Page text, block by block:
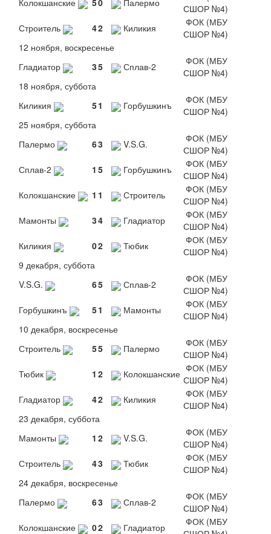
Колокшанские
50 Палермо
СШОР №4)
Строитель
42 Киликия
ФОК (МБУ
СШОР №4)
12 ноября, воскресенье
Гладиатор
35 Сплав-2
ФОК (МБУ
СШОР №4)
18 ноября, суббота
Киликия
51 Горбушкинъ
ФОК (МБУ
СШОР №4)
25 ноября, суббота
Палермо
63 V.S.G.
ФОК (МБУ
СШОР №4)
Сплав-2
1 5 Горбушкинъ
ФОК (МБУ
СШОР №4)
Колокшанские
1 1 Строитель
ФОК (МБУ
СШОР №4)
Мамонты
34 Гладиатор
ФОК (МБУ
СШОР №4)
Киликия
02 Тюбик
ФОК (МБУ
СШОР №4)
9 декабря, суббота
V.S.G.
65 Сплав-2
ФОК (МБУ
СШОР №4)
Горбушкинъ
51 Мамонты
ФОК (МБУ
СШОР №4)
10 декабря, воскресенье
Строитель
55 Палермо
ФОК (МБУ
СШОР №4)
Тюбик
1 2 Колокшанские ФОК (МБУ
СШОР №4)
Гладиатор
42 Киликия
ФОК (МБУ
СШОР №4)
23 декабря, суббота
Мамонты
1 2 V.S.G.
ФОК (МБУ
СШОР №4)
Строитель
43 Тюбик
ФОК (МБУ
СШОР №4)
24 декабря, воскресенье
Палермо
63 Сплав-2
ФОК (МБУ
СШОР №4)
Колокшанские
02 Гладиатор
ФОК (МБУ